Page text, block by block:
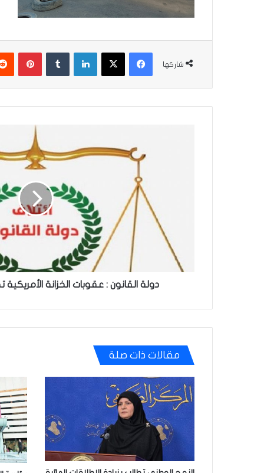
شاركها
فيسبوك
‫X لينكدإن
دولة القانون : عقوبات الخزانة
مقالات ذات صلة